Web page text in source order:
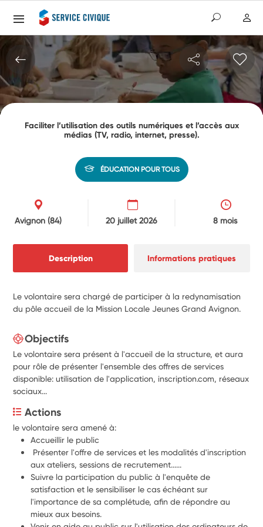
Faciliter l’utilisation des outils numériques et l’accès aux
médias (TV, radio, internet, presse).
ÉDUCATION POUR TOUS
Avignon (84) 20 juillet 2026 8 mois
Description Informations pratiques
Le volontaire sera chargé de participer à la redynamisation
du pôle accueil de la Mission Locale Jeunes Grand Avignon.
Objectifs
Le volontaire sera présent à l'accueil de la structure, et aura
pour rôle de présenter l'ensemble des offres de services
disponible: utilisation de l'application, inscription.com, réseaux
sociaux...
Actions
le volontaire sera amené à:
Accueillir le public
Présenter l'offre de services et les modalités d'inscription
aux ateliers, sessions de recrutement......
Suivre la participation du public à l'enquête de
satisfaction et le sensibiliser le cas échéant sur
l'importance de sa complétude, afin de répondre au
mieux aux besoins.